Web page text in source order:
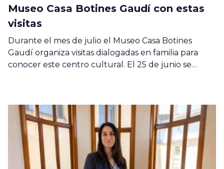
Museo Casa Botines Gaudí con estas
visitas
Durante el mes de julio el Museo Casa Botines
Gaudí organiza visitas dialogadas en familia para
conocer este centro cultural. El 25 de junio se…